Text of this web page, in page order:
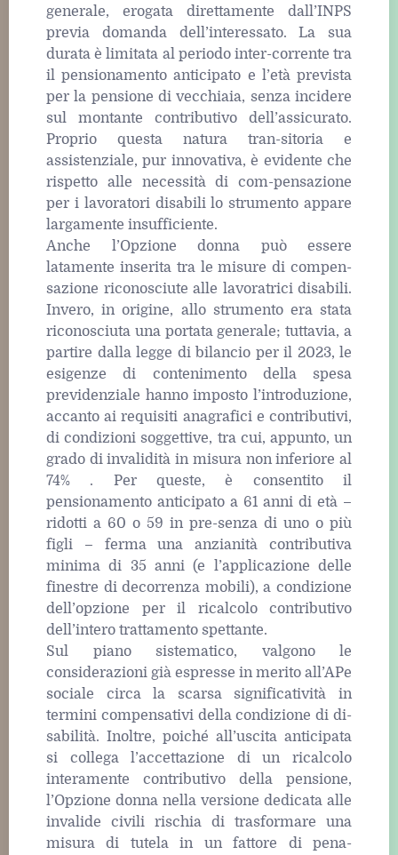
generale, erogata direttamente dall’INPS
previa domanda dell’interessato. La sua
durata è limitata al periodo inter-corrente tra
il pensionamento anticipato e l’età prevista
per la pensione di vecchiaia, senza incidere
sul montante contributivo dell’assicurato.
Proprio questa natura tran-sitoria e
assistenziale, pur innovativa, è evidente che
rispetto alle necessità di com-pensazione
per i lavoratori disabili lo strumento appare
largamente insufficiente.
Anche l’Opzione donna può essere
latamente inserita tra le misure di compen-
sazione riconosciute alle lavoratrici disabili.
Invero, in origine, allo strumento era stata
riconosciuta una portata generale; tuttavia, a
partire dalla legge di bilancio per il 2023, le
esigenze di contenimento della spesa
previdenziale hanno imposto l’introduzione,
accanto ai requisiti anagrafici e contributivi,
di condizioni soggettive, tra cui, appunto, un
grado di invalidità in misura non inferiore al
74% . Per queste, è consentito il
pensionamento anticipato a 61 anni di età –
ridotti a 60 o 59 in pre-senza di uno o più
figli – ferma una anzianità contributiva
minima di 35 anni (e l’applicazione delle
finestre di decorrenza mobili), a condizione
dell’opzione per il ricalcolo contributivo
dell’intero trattamento spettante.
Sul piano sistematico, valgono le
considerazioni già espresse in merito all’APe
sociale circa la scarsa significatività in
termini compensativi della condizione di di-
sabilità. Inoltre, poiché all’uscita anticipata
si collega l’accettazione di un ricalcolo
interamente contributivo della pensione,
l’Opzione donna nella versione dedicata alle
invalide civili rischia di trasformare una
misura di tutela in un fattore di pena-